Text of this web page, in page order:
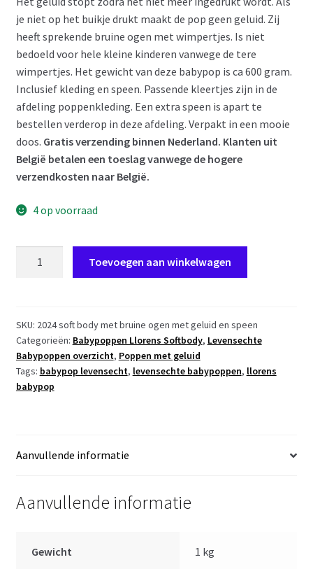
je niet op het buikje drukt maakt de pop geen geluid. Zij
heeft sprekende bruine ogen met wimpertjes. Is niet
bedoeld voor hele kleine kinderen vanwege de tere
wimpertjes. Het gewicht van deze babypop is ca 600 gram.
Inclusief kleding en speen. Passende kleertjes zijn in de
afdeling poppenkleding. Een extra speen is apart te
bestellen verderop in deze afdeling. Verpakt in een mooie
doos. Gratis verzending binnen Nederland. Klanten uit
België betalen een toeslag vanwege de hogere
verzendkosten naar België.
4 op voorraad
soft
body
kleding
geluid
speen
Toevoegen aan winkelwagen
SKU: 2024 soft body met bruine ogen met geluid en speen
Categorieën: Babypoppen Llorens Softbody, Levensechte
Babypoppen overzicht, Poppen met geluid
Tags: babypop levensecht, levensechte babypoppen, llorens
babypop
Aanvullende informatie
Aanvullende informatie
Gewicht 1 kg